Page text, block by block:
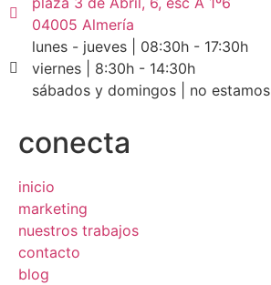
04005 Almería
lunes - jueves | 08:30h - 17:30h
viernes | 8:30h - 14:30h
sábados y domingos | no estamos
conecta
inicio
marketing
nuestros trabajos
contacto
blog